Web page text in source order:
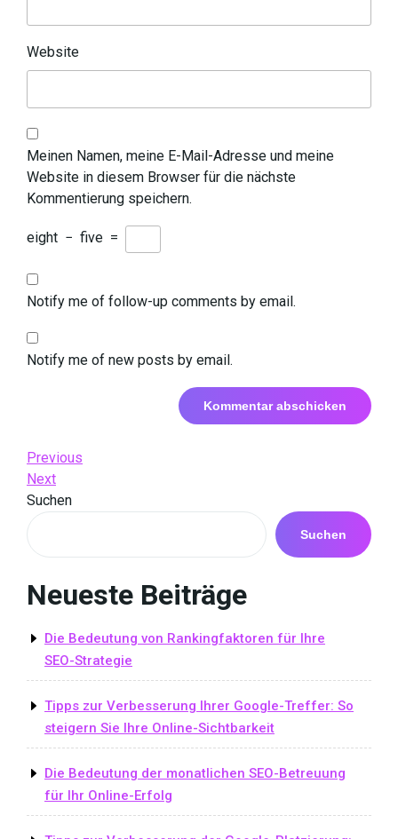
Website
Meinen Namen, meine E-Mail-Adresse und meine
Website in diesem Browser für die nächste
Kommentierung speichern.
eight − five =
Notify me of follow-up comments by email.
Notify me of new posts by email.
Beitrags-
Navigation
Previous
Post
Previous
Next
Post
Next
Suchen
Suchen
Neueste Beiträge
Die Bedeutung von Rankingfaktoren für Ihre
SEO-Strategie
Tipps zur Verbesserung Ihrer Google-Treffer: So
steigern Sie Ihre Online-Sichtbarkeit
Die Bedeutung der monatlichen SEO-Betreuung
für Ihr Online-Erfolg